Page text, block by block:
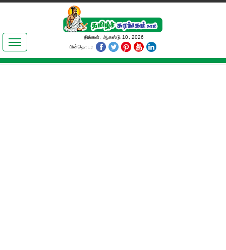
இலக்கியங்கள்
தமிழ் உலகம்
திங்கள், ஆகஸ்டு 10, 2026
பின்தொடர